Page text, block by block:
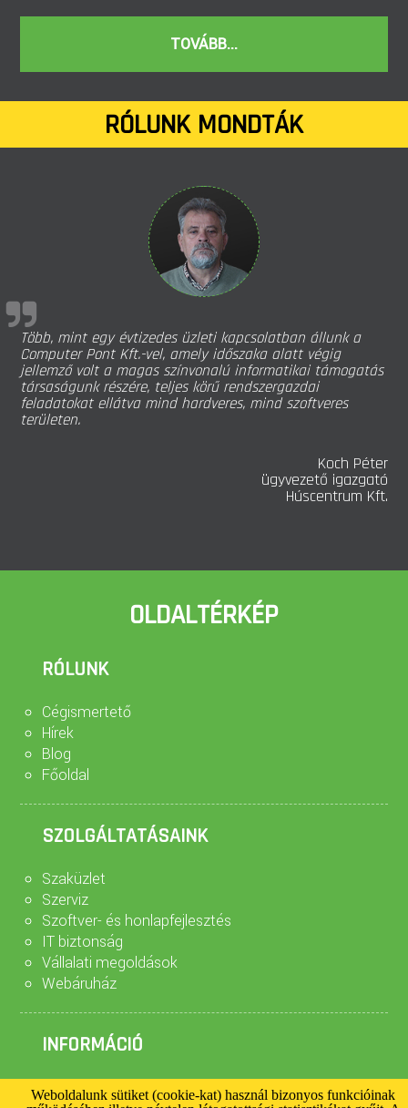
TOVÁBB...
RÓLUNK MONDTÁK
2002 óta vagyok üzleti kapcsolatban a Computer Pont
Informatikai Kft-vel. Egy ilyen hosszú távú kapcsolat
alapvető ismérve a bizalom. Megbízhatom a cég
informatikai szolgáltatásainak korrektségében,
minőségében, hogy a legjobb megoldásokat ajánlják az
adott feladat elvégzéséhez.
Bordás István
kulturális szakértő
OLDALTÉRKÉP
RÓLUNK
Cégismertető
Hírek
Blog
Főoldal
SZOLGÁLTATÁSAINK
Szaküzlet
Szerviz
Szoftver- és honlapfejlesztés
IT biztonság
Vállalati megoldások
Webáruház
INFORMÁCIÓ
Partnerprogram
Weboldalunk sütiket (cookie-kat) használ bizonyos funkcióinak